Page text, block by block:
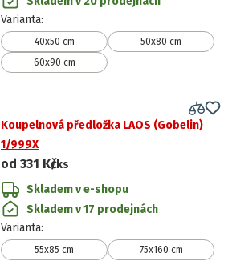
Varianta:
40x50 cm
50x80 cm
60x90 cm
Koupelnová předložka LAOS (Gobelin)
1/999X
od 331 Kč/ks
Skladem v e-shopu
Skladem v 17 prodejnách
Varianta:
55x85 cm 75x160 cm